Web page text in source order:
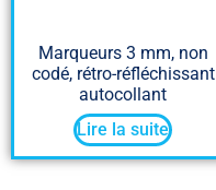
Marqueurs 3 mm, non
codé, rétro-réfléchissant
autocollant
Lire la suite